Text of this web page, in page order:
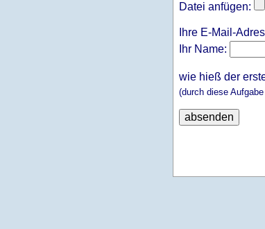
Datei anfügen:
Ihre E-Mail-
Ihr Name:
wie hieß der
(durch diese